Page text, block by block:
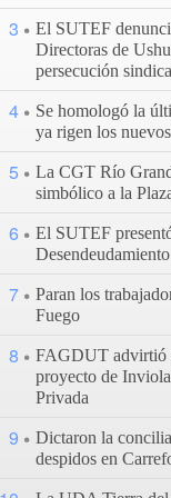
3
El SUTEF
Directoras de
persecución
4
Se homologó la
ya rigen los
5
La CGT Río
simbólico a la
6
El SUTEF
7
Paran los
Fuego
8
FAGDUT advirtió
proyecto de
Privada
9
Dictaron la
despidos en